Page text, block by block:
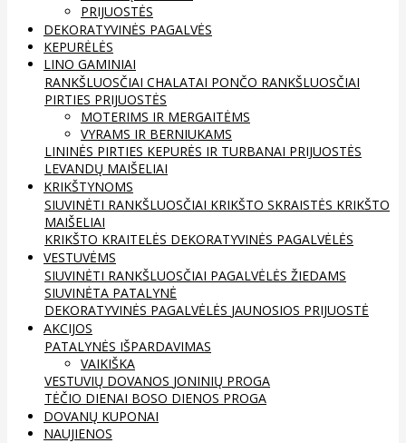
PRIJUOSTĖS
DEKORATYVINĖS PAGALVĖS
KEPURĖLĖS
LINO GAMINIAI
RANKŠLUOSČIAI CHALATAI PONČO RANKŠLUOSČIAI
PIRTIES PRIJUOSTĖS
MOTERIMS IR MERGAITĖMS
VYRAMS IR BERNIUKAMS
LININĖS PIRTIES KEPURĖS IR TURBANAI PRIJUOSTĖS
LEVANDŲ MAIŠELIAI
KRIKŠTYNOMS
SIUVINĖTI RANKŠLUOSČIAI KRIKŠTO SKRAISTĖS KRIKŠTO
MAIŠELIAI
KRIKŠTO KRAITELĖS DEKORATYVINĖS PAGALVĖLĖS
VESTUVĖMS
SIUVINĖTI RANKŠLUOSČIAI PAGALVĖLĖS ŽIEDAMS
SIUVINĖTA PATALYNĖ
DEKORATYVINĖS PAGALVĖLĖS JAUNOSIOS PRIJUOSTĖ
AKCIJOS
PATALYNĖS IŠPARDAVIMAS
VAIKIŠKA
VESTUVIŲ DOVANOS JONINIŲ PROGA
TĖČIO DIENAI BOSO DIENOS PROGA
DOVANŲ KUPONAI
NAUJIENOS